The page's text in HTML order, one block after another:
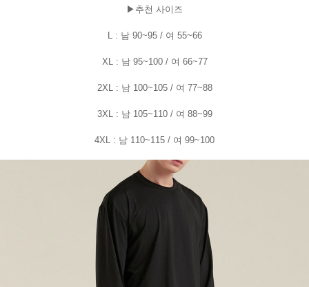
▶추천 사이즈
L : 남 90~95 / 여 55~66
XL : 남 95~100 / 여 66~77
2XL : 남 100~105 / 여 77~88
3XL : 남 105~110 / 여 88~99
4XL : 남 110~115 / 여 99~100